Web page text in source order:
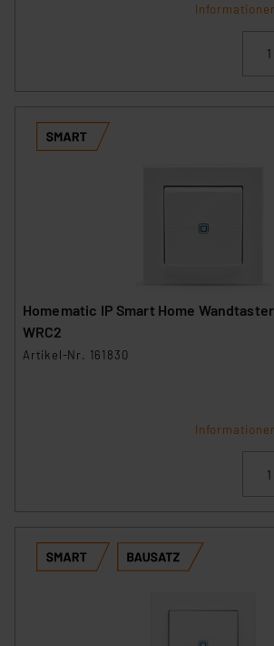
Homematic IP Smart Home
WRC2
Artikel-Nr. 161830